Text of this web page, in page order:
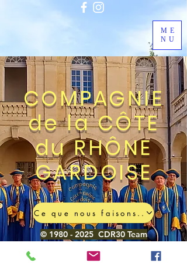
ME
NU
COMPAGNIE
de la CÔTE
du RHÔNE
GARDOISE
Ce que nous faisons..
© 1980 - 2025CDR30 Team